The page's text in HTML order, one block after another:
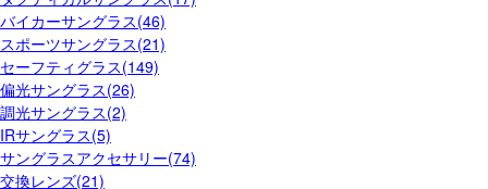
バイカーサングラス(46)
スポーツサングラス(21)
セーフティグラス(149)
偏光サングラス(26)
調光サングラス(2)
IRサングラス(5)
サングラスアクセサリー(74)
交換レンズ(21)